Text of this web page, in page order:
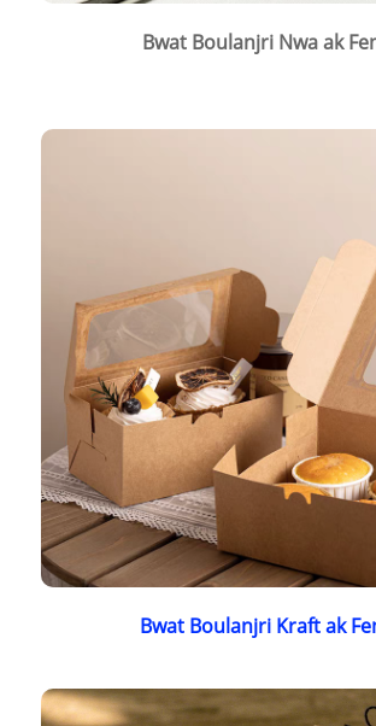
Bwat Boulanjri Nwa ak
Bwat Boulanjri Kraft ak